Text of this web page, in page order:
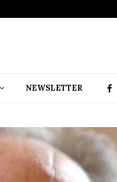
NEWSLETTER